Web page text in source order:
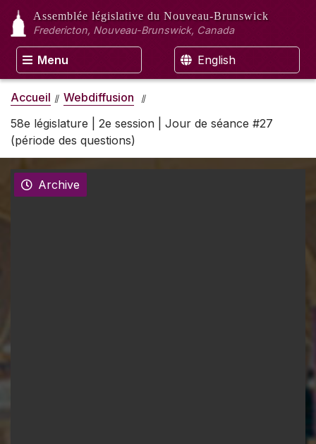
Assemblée législative du Nouveau-Brunswick
Fredericton, Nouveau-Brunswick, Canada
Menu English
Accueil
Webdiffusion
58e législature | 2e session | Jour de séance #27
(période des questions)
Archive